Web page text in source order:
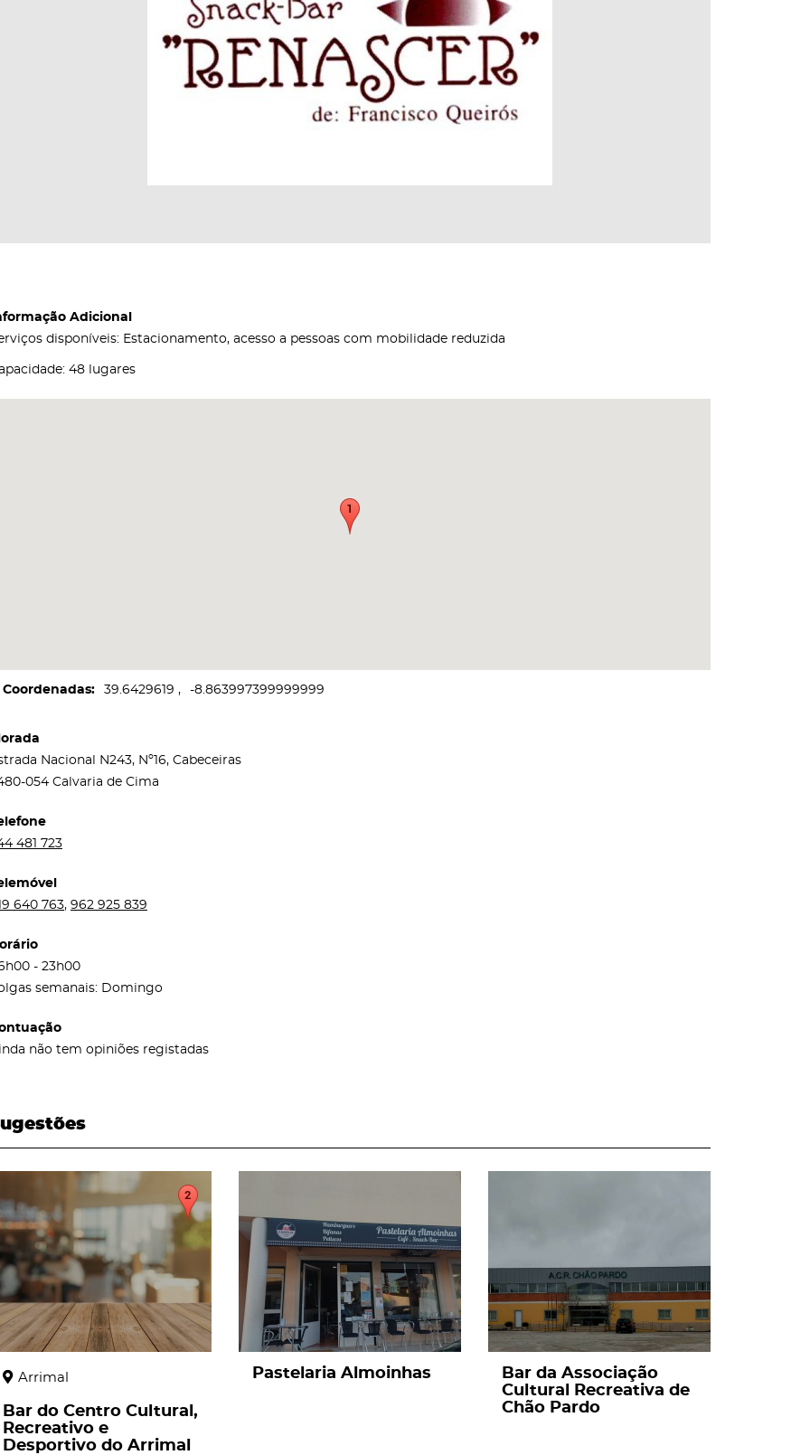
Adicional
disponíveis: Estacionamento, acesso a pessoas com mobilidade reduzida
48 lugares
Coordenadas 39.6429619 -8.863997399999999
Nacional N243, Nº16, Cabeceiras
054 Calvaria de Cima
481 723
640 763, 962 925 839
- 23h00
semanais: Domingo
não tem opiniões registadas
Arrimal
Bar do Centro Cultural,
Recreativo e
Desportivo do Arrimal
Pastelaria Almoinhas
Bar da Associação
Cultural Recreativa de
Chão Pardo